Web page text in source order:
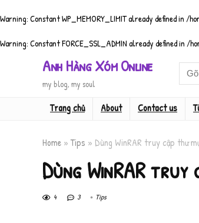
Warning: Constant WP_MEMORY_LIMIT already defined in/
Warning: Constant FORCE_SSL_ADMIN already defined in/
Anh Hàng Xóm Online
my blog, my soul
Trang chủ About Contact us
Home » Tips » Dùng WinRAR truy cập thư
Dùng WinRAR
4 3 Tips